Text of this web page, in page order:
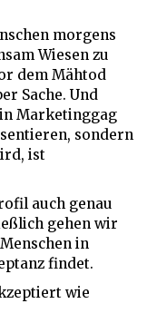
morgens
Wiesen zu
dem Mähtod
Sache. Und
Marketinggag
sondern
ist
auch genau
gehen wir
in
findet.
wie